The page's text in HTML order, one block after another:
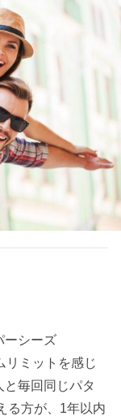
ーシーズ
リミットを感じ
毎回同じパタ
る方が、1年以内